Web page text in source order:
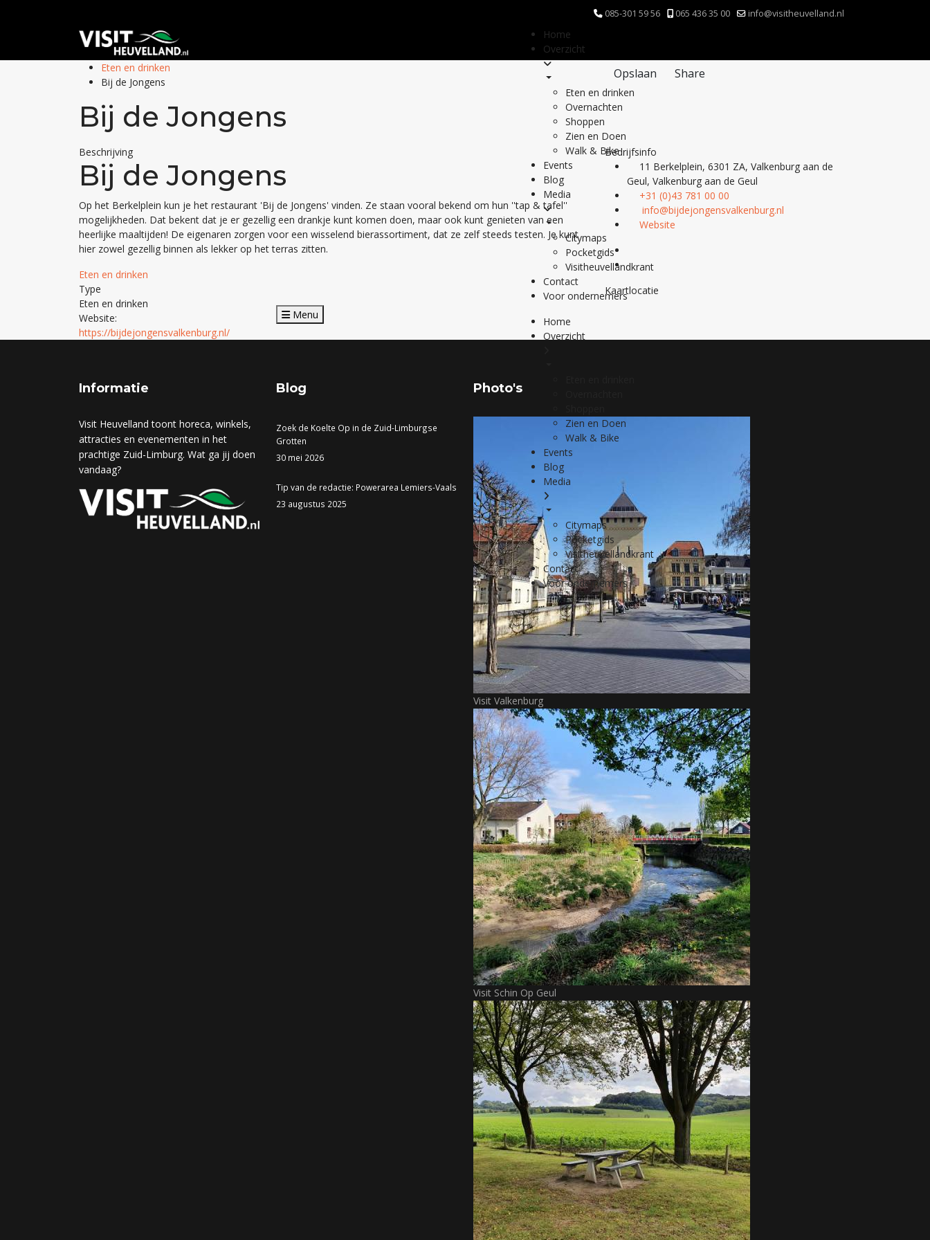
085-301 59 56 065 436 35 00 info@visitheuvelland.nl
Menu
Home
Overzicht
Eten en drinken
Overnachten
Shoppen
Zien en Doen
Walk & Bike
Events
Blog
Media
Citymaps
Pocketgids
Visitheuvellandkrant
Contact
Voor ondernemers
Home
Overzicht
Zien en Doen
Walk & Bike
Events
Blog
Media
Citymaps
Pocketgids
Visitheuvellandkrant
Contact
Voor ondernemers
Eten en drinken
Bij de Jongens
Bij de Jongens
Opslaan Share
Beschrijving
Bij de Jongens
Op het Berkelplein kun je het restaurant 'Bij de Jongens' vinden. Ze staan vooral bekend om hun ''tap & tafel''
mogelijkheden. Dat bekent dat je er gezellig een drankje kunt komen doen, maar ook kunt genieten van een
heerlijke maaltijden! De eigenaren zorgen voor een wisselend bierassortiment, dat ze zelf steeds testen. Je kunt
hier zowel gezellig binnen als lekker op het terras zitten.
Eten en drinken
Type
Eten en drinken
Website:
https://bijdejongensvalkenburg.nl/
Bedrijfsinfo
11 Berkelplein, 6301 ZA, Valkenburg aan de
Geul, Valkenburg aan de Geul
+31 (0)43 781 00 00
info@bijdejongensvalkenburg.nl
Website
Kaartlocatie
Informatie
Visit Heuvelland toont horeca, winkels,
attracties en evenementen in het
prachtige Zuid-Limburg. Wat ga jij doen
vandaag?
Blog
Zoek de Koelte Op in de Zuid-Limburgse
Grotten
30 mei 2026
Tip van de redactie: Powerarea Lemiers-Vaals
23 augustus 2025
Photo's
Visit Valkenburg
Visit Schin Op Geul